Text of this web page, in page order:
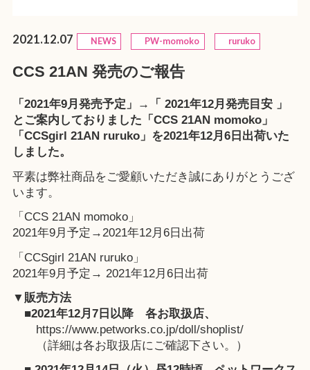
2021.12.07 NEWS PW-momoko ruruko
CCS 21AN 発売のご報告
「2021年9月発売予定」→「 2021年12月発売目安 」
とご案内しておりました「CCS 21AN momoko」
「CCSgirl 21AN ruruko」を2021年12月6日出荷いた
しました。
平素は弊社商品をご愛顧いただき誠にありがとうござ
います。
「CCS 21AN momoko」
2021年9月予定→2021年12月6日出荷
「CCSgirl 21AN ruruko」
2021年9月予定→ 2021年12月6日出荷
▼販売方法
■2021年12月7日以降 各お取扱店、
https://www.petworks.co.jp/doll/shoplist/
（詳細は各お取扱店にご確認下さい。）